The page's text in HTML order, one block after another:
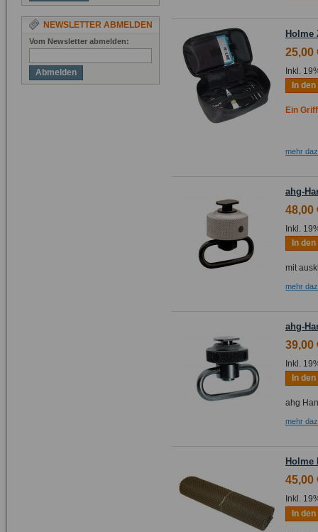
Holme
25,00
Inkl.
In
Ein
mehr
ahg-
48,00
Inkl.
In
mit
mehr
ahg-
39,00
Inkl.
In
ahg
mehr
Holme
45,00
Inkl.
In
NEWSLETTER ABMELDEN
Vom Newsletter abmelden:
Abmelden